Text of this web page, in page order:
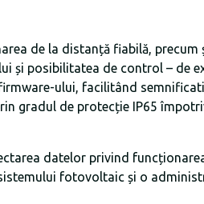
de la distanță fiabilă, precum
și posibilitatea de control – de
ului, facilitând
gradul de protecție IP65
datelor privind
fotovoltaic și o